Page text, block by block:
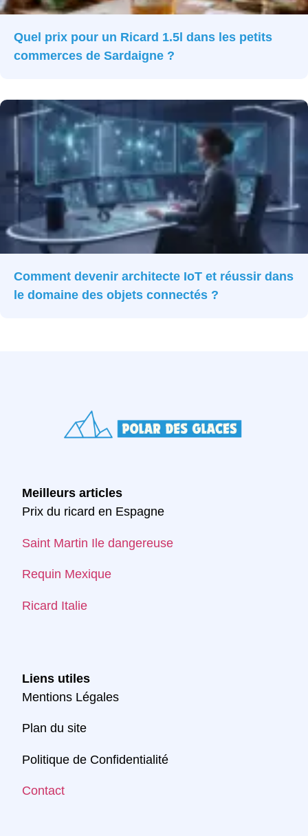
Quel prix pour un Ricard 1.5l dans les petits
commerces de Sardaigne ?
Comment devenir architecte IoT et réussir dans
le domaine des objets connectés ?
Meilleurs articles
Prix du ricard en Espagne
Saint Martin Ile dangereuse
Requin Mexique
Ricard Italie
Liens utiles
Mentions Légales
Plan du site
Politique de Confidentialité
Contact